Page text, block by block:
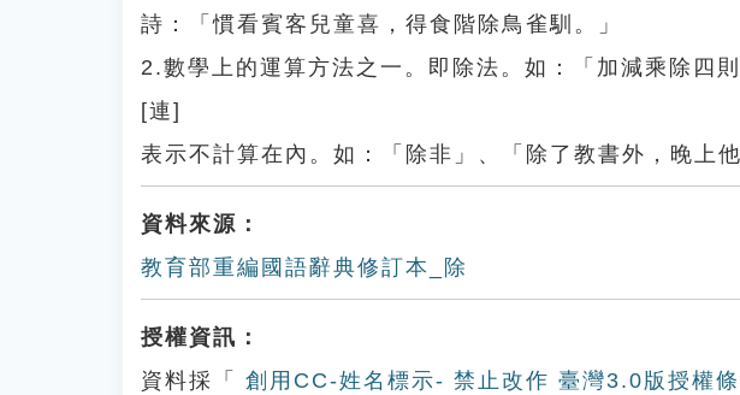
詩：「慣看賓客兒童喜，得食階除鳥雀馴。」
2.數學上的運算方法之一。即除法。如：「加減乘除四則
[連]
表示不計算在內。如：「除非」、「除了教書外，晚上
資料來源：
教育部重編國語辭典修訂本_除
授權資訊：
資料採「
創用CC-姓名標示- 禁止改作 臺灣3.0版授權